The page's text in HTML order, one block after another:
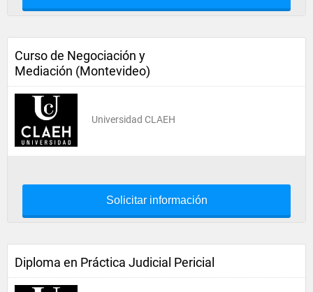
Curso de Negociación y
Mediación (Montevideo)
Universidad CLAEH
Solicitar información
Diploma en Práctica Judicial Pericial